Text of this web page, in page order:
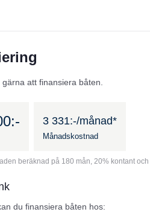
att finansiera båten.
3 331:-/månad*
Månadskostnad
beräknad på 180 mån, 20% kontant och
du finansiera båten hos: